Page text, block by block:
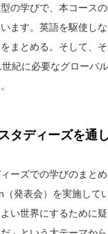
の学びで、本コース
ます。英語を駆使し
まとめる。そして、
紀に必要なグローバ
タディーズを通
ーズでの学びのまとめ
発表会）を実施して
い世界にするために